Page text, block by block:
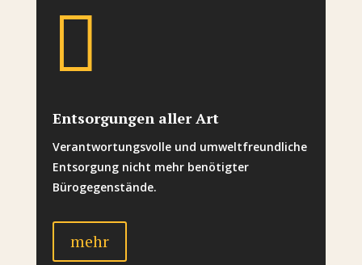

Entsorgungen aller Art
Verantwortungsvolle und umweltfreundliche
Entsorgung nicht mehr benötigter
Bürogegenstände.
mehr